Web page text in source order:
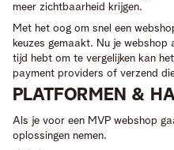
meer zichtbaarheid krijgen.
Met het oog om snel een
keuzes gemaakt. Nu je webshop
tijd hebt om te vergelijken kan
payment providers of verzend
PLATFORMEN &
Als je voor een MVP webshop
oplossingen nemen.